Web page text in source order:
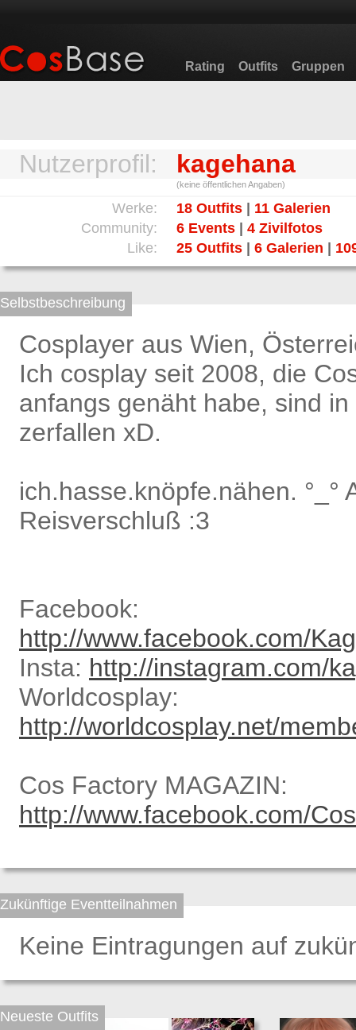
Rating Outfits Gruppen
Nutzerprofil: kagehana
(keine öffentlichen Angaben)
Werke: 18 Outfits
11 Galerien
Community:
6 Events
4 Zivilfotos
Like:
25 Outfits 6 Galerien
Selbstbeschreibung
Cosplayer aus Wien,
Ich cosplay seit 2008, die
anfangs genäht habe, sind
zerfallen xD.
ich.hasse.knöpfe.nähen. °_°
Reisverschluß :3
Facebook:
http://www.facebook.com/
Insta: http://instagram.com/
Worldcosplay:
http://worldcosplay.net/
Cos Factory MAGAZIN:
http://www.facebook.com/
Zukünftige Eventteilnahmen
Keine Eintragungen auf
Neueste Outfits